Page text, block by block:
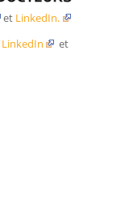
et LinkedIn.
LinkedIn
et